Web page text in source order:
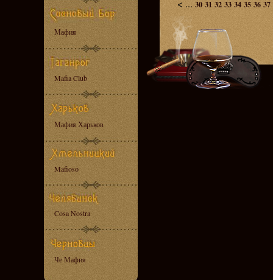
Мафия
Mafia Club
Мафия Харьков
Mafioso
Cosa Nostra
Че Мафия
< ... 30 31 32 33 34 35 36 37